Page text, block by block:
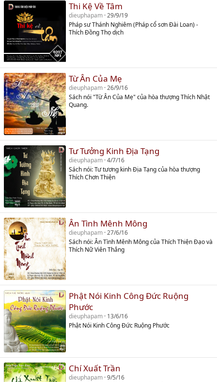
Thi Kệ Về Tâm
dieuphapam 29/9/19
Pháp sư Thánh Nghiêm (Pháp cổ sơn Đài Loan) -
Thích Đồng Thọ dịch
Từ Ân Của Mẹ
dieuphapam 26/9/16
Sách nói "Từ Ân Của Mẹ" của hòa thượng Thích Nhật
Quang.
Tư Tưởng Kinh Địa Tạng
dieuphapam 4/7/16
Sách nói: Tư tương kinh Địa Tạng của hòa thượng
Thích Chơn Thiện
Ân Tình Mênh Mông
dieuphapam 27/6/16
Sách nói: Ân Tình Mênh Mông của Thích Thiện Đạo và
Thích Nữ Viên Thắng
Phật Nói Kinh Công Đức Ruộng
Phước
dieuphapam 13/6/16
Phật Nói Kinh Công Đức Ruộng Phước
Chí Xuất Trần
dieuphapam 9/5/16